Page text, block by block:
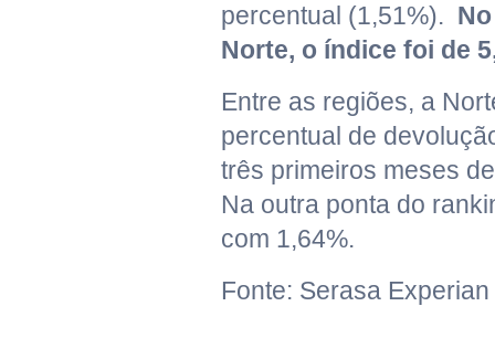
percentual (1,51%).
Norte, o índice foi de
Entre as regiões, a
percentual de
três primeiros meses
Na outra ponta do
com 1,64%.
Fonte: Serasa Experian